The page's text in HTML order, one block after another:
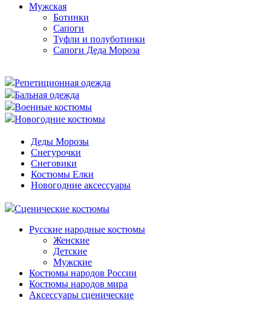
Мужская
Ботинки
Сапоги
Туфли и полуботинки
Сапоги Деда Мороза
Репетиционная одежда
Бальная одежда
Военные костюмы
Новогодние костюмы
Деды Морозы
Снегурочки
Снеговики
Костюмы Елки
Новогодние аксессуары
Сценические костюмы
Русские народные костюмы
Женские
Детские
Мужские
Костюмы народов России
Костюмы народов мира
Аксессуары сценические